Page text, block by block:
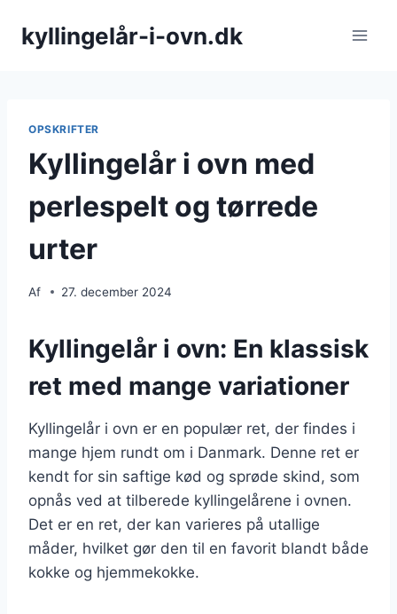
kyllingelår-i-ovn.dk
OPSKRIFTER
Kyllingelår i ovn med
perlespelt og tørrede
urter
Af 27. december 2024
Kyllingelår i ovn: En klassisk
ret med mange variationer
Kyllingelår i ovn er en populær ret, der findes i
mange hjem rundt om i Danmark. Denne ret er
kendt for sin saftige kød og sprøde skind, som
opnås ved at tilberede kyllingelårene i ovnen.
Det er en ret, der kan varieres på utallige
måder, hvilket gør den til en favorit blandt både
kokke og hjemmekokke.